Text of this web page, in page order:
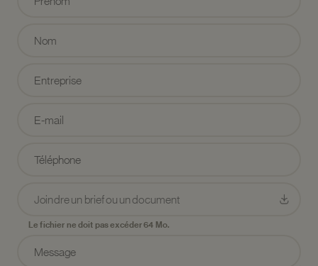
Joindre un brief ou un document
Le fichier ne doit pas excéder 64 Mo.